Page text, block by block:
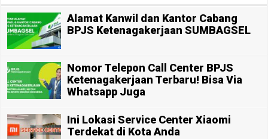
Alamat Kanwil dan Kantor Cabang
BPJS Ketenagakerjaan SUMBAGSEL
Nomor Telepon Call Center BPJS
Ketenagakerjaan Terbaru! Bisa Via
Whatsapp Juga
Ini Lokasi Service Center Xiaomi
Terdekat di Kota Anda